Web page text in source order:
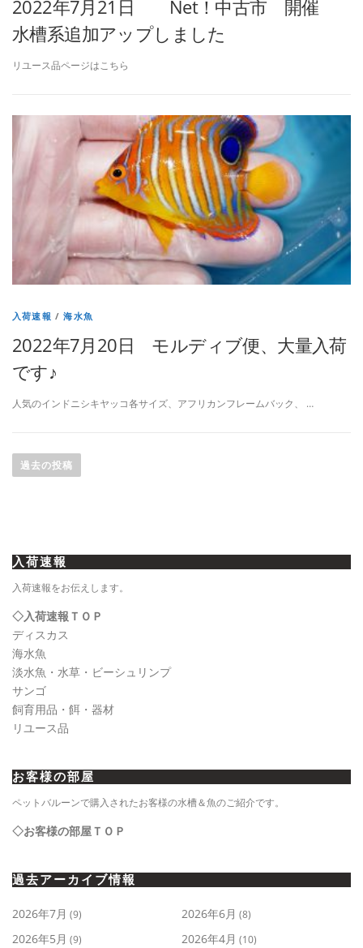
2022年7月21日 Net！中古市 開催
水槽系追加アップしました
リユース品ページはこちら
入荷速報 /海水魚
2022年7月20日 モルディブ便、大量入荷
です♪
人気のインドニシキヤッコ各サイズ、アフリカンフレームバック、 …
稿
シ
ョ
ン
過去の投稿
入荷速報
入荷速報をお伝えします。
◇入荷速報ＴＯＰ
ディスカス
海水魚
淡水魚・水草・ビーシュリンプ
サンゴ
飼育用品・餌・器材
リユース品
お客様の部屋
ペットバルーンで購入されたお客様の水槽＆魚のご紹介です。
◇お客様の部屋ＴＯＰ
過去アーカイブ情報
2026年7月 (9) 2026年6月 (8)
2026年5月 (9) 2026年4月 (10)